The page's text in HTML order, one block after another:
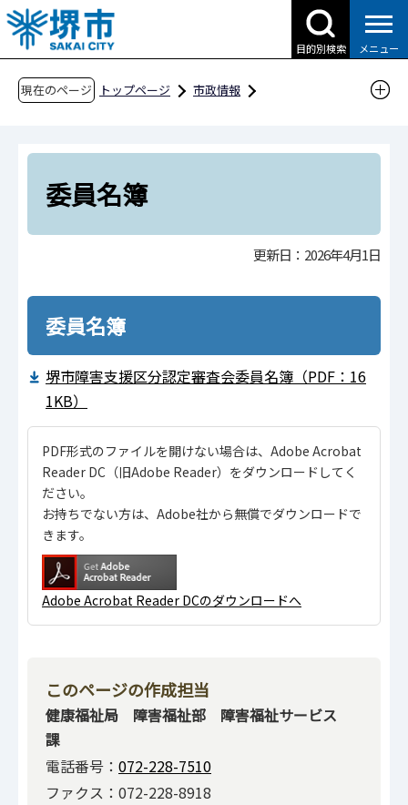
こ
の
ペ
目的別検索 メニュー
現在のページ トップページ
市政情報
健康福祉局
障害福祉部
堺市障害支援区分認定審査会
委員名簿
更新日：2026年4月1日
委員名簿
堺市障害支援区分認定審査会委員名簿（PDF：16
1KB）
PDF形式のファイルを開けない場合は、Adobe Acrobat
Reader DC（旧Adobe Reader）をダウンロードしてく
ださい。
お持ちでない方は、Adobe社から無償でダウンロードで
きます。
Adobe Acrobat Reader DCのダウンロードへ
このページの作成担当
健康福祉局 障害福祉部 障害福祉サービス
課
電話番号： 072-228-7510
ファクス：072-228-8918